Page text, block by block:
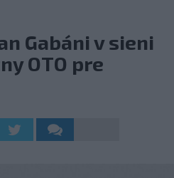
Gabáni v sieni
OTO pre